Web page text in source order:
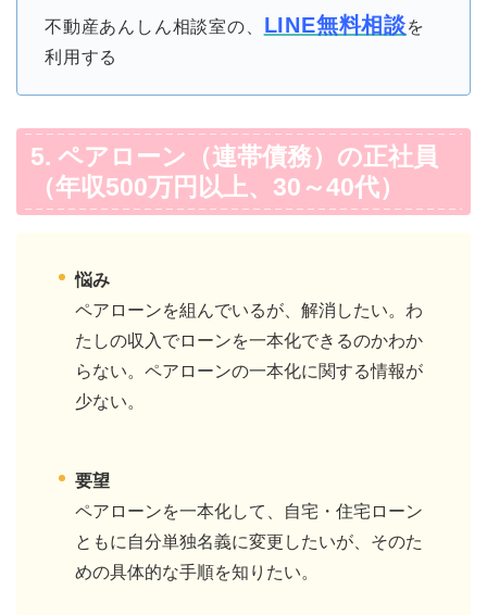
不動産あんしん相談室の、 LINE無料相談を
利用する
5. ペアローン（連帯債務）の正社員
（年収500万円以上、30～40代）
悩み
ペアローンを組んでいるが、解消したい。わ
たしの収入でローンを一本化できるのかわか
らない。ペアローンの一本化に関する情報が
少ない。
要望
ペアローンを一本化して、自宅・住宅ローン
ともに自分単独名義に変更したいが、そのた
めの具体的な手順を知りたい。